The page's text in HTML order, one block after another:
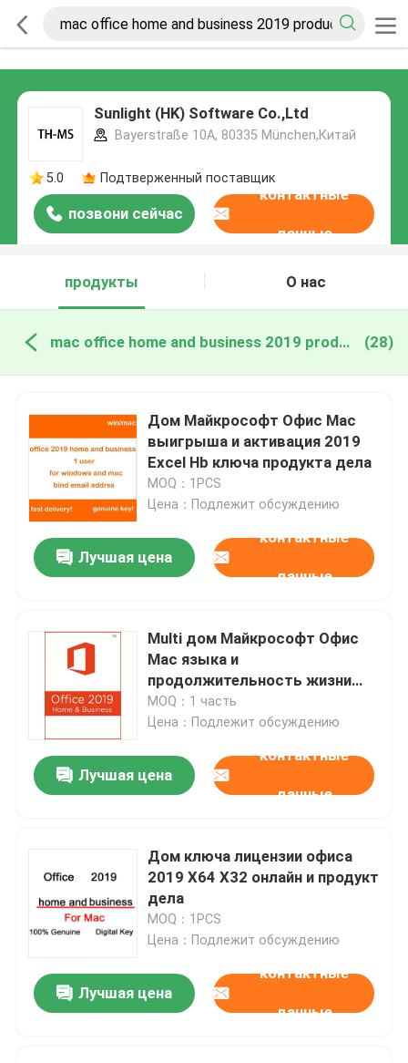
Sunlight (HK) Software Co.,Ltd
Bayerstraße 10A, 80335 München,Китай
5.0 Подтверженный поставщик
позвони сейчас
контактные
данные
продукты О нас
mac office home and business 2019 product key онлайн производство (28)
Дом Майкрософт Офис Mac
выигрыша и активация 2019
Excel Hb ключа продукта дела
MOQ：1PCS
Цена：Подлежит обсуждению
Лучшая цена
контактные
данные
Multi дом Майкрософт Офис
Mac языка и
продолжительность жизни
2019 ключа продукта дела
MOQ：1 часть
Цена：Подлежит обсуждению
Лучшая цена
контактные
данные
Дом ключа лицензии офиса
2019 X64 X32 онлайн и продукт
дела
MOQ：1PCS
Цена：Подлежит обсуждению
Лучшая цена
контактные
данные